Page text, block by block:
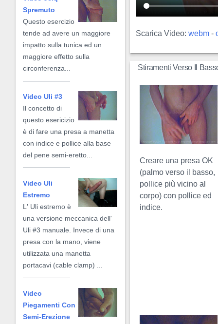
Spremuto
Questo esercizio
tende ad avere un maggiore
impatto sulla tunica ed un
maggiore effetto sulla
circonferenza...
Video Uli #3
Il concetto di
questo esericizio
è di fare una presa a manetta
con indice e pollice alla base
del pene semi-eretto...
Video Uli
Estremo
L' Uli estremo è
una versione meccanica dell'
Uli #3 manuale. Invece di una
presa con la mano, viene
utilizzata una manetta
portacavi (cable clamp)
Video
Piegamenti Con
Semi-Erezione
Scarica Video:webm -
Stiramenti Verso Il
Creare una presa OK
(palmo verso il basso,
pollice più vicino al
corpo) con pollice ed
indice.